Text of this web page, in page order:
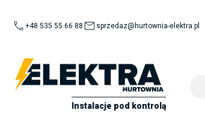
+48 535 55 66 88 sprzedaz@hurtownia-elektra.pl
Instalacje pod kontrolą